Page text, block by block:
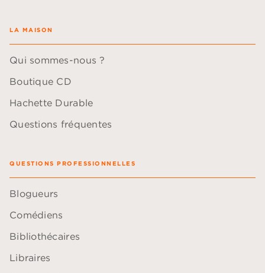
LA MAISON
Qui sommes-nous ?
Boutique CD
Hachette Durable
Questions fréquentes
QUESTIONS PROFESSIONNELLES
Blogueurs
Comédiens
Bibliothécaires
Libraires